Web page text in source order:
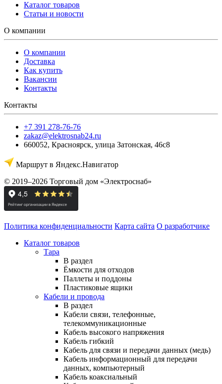
Каталог товаров
Статьи и новости
О компании
О компании
Доставка
Как купить
Вакансии
Контакты
Контакты
+7 391 278-76-76
zakaz@elektrosnab24.ru
660052, Красноярск, улица Затонская, 46с8
Маршрут в Яндекс.Навигатор
© 2019–2026 Торговый дом «Электроснаб»
Политика конфиденциальности Карта сайта О разработчике
Каталог товаров
Тара
В раздел
Ёмкости для отходов
Паллеты и поддоны
Пластиковые ящики
Кабели и провода
В раздел
Кабели связи, телефонные,
телекоммуникационные
Кабель высокого напряжения
Кабель гибкий
Кабель для связи и передачи данных (медь)
Кабель информационный для передачи
данных, компьютерный
Кабель коаксиальный